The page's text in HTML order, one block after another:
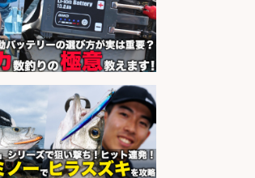
sponsored by 求人ボックス
津市」釣り具メーカ
営業アシスタント/
6分/「時給1,300
あり×残業なし×土日
社ホットスタッフ滋賀